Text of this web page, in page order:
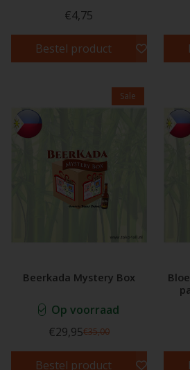
€4,75
Bestel product
Sale
Beerkada Mystery Box
Op voorraad
€29,95€35,00
Bestel product